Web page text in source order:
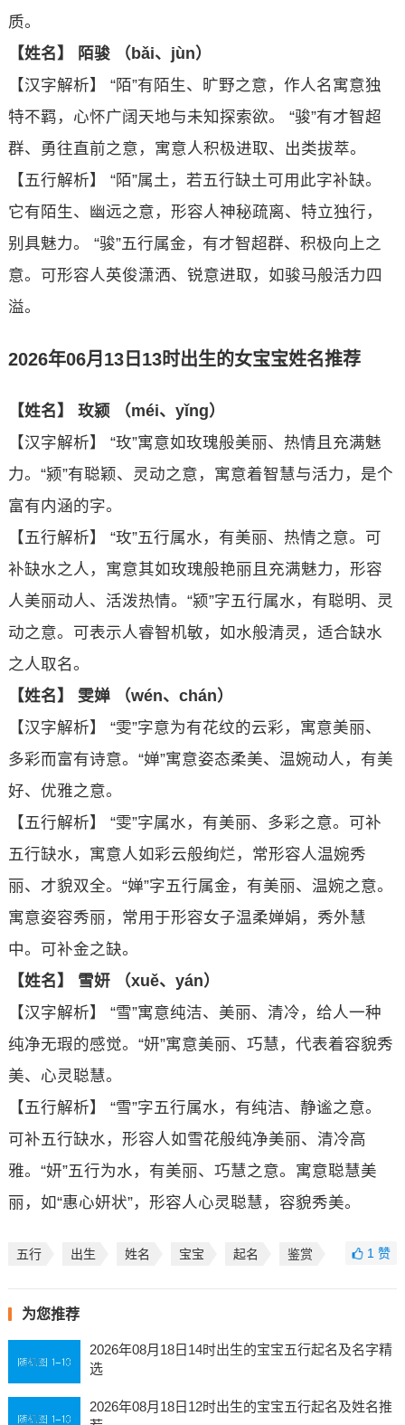
质。
【姓名】 陌骏 （bǎi、jùn）
【汉字解析】 “陌”有陌生、旷野之意，作人名寓意独
特不羁，心怀广阔天地与未知探索欲。 “骏”有才智超
群、勇往直前之意，寓意人积极进取、出类拔萃。
【五行解析】 “陌”属土，若五行缺土可用此字补缺。
它有陌生、幽远之意，形容人神秘疏离、特立独行，
别具魅力。 “骏”五行属金，有才智超群、积极向上之
意。可形容人英俊潇洒、锐意进取，如骏马般活力四
溢。
2026年06月13日13时出生的女宝宝姓名推荐
【姓名】 玫颍 （méi、yǐnɡ）
【汉字解析】 “玫”寓意如玫瑰般美丽、热情且充满魅
力。“颍”有聪颖、灵动之意，寓意着智慧与活力，是个
富有内涵的字。
【五行解析】 “玫”五行属水，有美丽、热情之意。可
补缺水之人，寓意其如玫瑰般艳丽且充满魅力，形容
人美丽动人、活泼热情。“颍”字五行属水，有聪明、灵
动之意。可表示人睿智机敏，如水般清灵，适合缺水
之人取名。
【姓名】 雯婵 （wén、chán）
【汉字解析】 “雯”字意为有花纹的云彩，寓意美丽、
多彩而富有诗意。“婵”寓意姿态柔美、温婉动人，有美
好、优雅之意。
【五行解析】 “雯”字属水，有美丽、多彩之意。可补
五行缺水，寓意人如彩云般绚烂，常形容人温婉秀
丽、才貌双全。“婵”字五行属金，有美丽、温婉之意。
寓意姿容秀丽，常用于形容女子温柔婵娟，秀外慧
中。可补金之缺。
【姓名】 雪妍 （xuě、yán）
【汉字解析】 “雪”寓意纯洁、美丽、清冷，给人一种
纯净无瑕的感觉。“妍”寓意美丽、巧慧，代表着容貌秀
美、心灵聪慧。
【五行解析】 “雪”字五行属水，有纯洁、静谧之意。
可补五行缺水，形容人如雪花般纯净美丽、清冷高
雅。“妍”五行为水，有美丽、巧慧之意。寓意聪慧美
丽，如“惠心妍状”，形容人心灵聪慧，容貌秀美。
五行 出生 姓名 宝宝 起名 鉴赏 1赞
为您推荐
2026年08月18日14时出生的宝宝五行起名及名字精
选
2026年08月18日12时出生的宝宝五行起名及姓名推